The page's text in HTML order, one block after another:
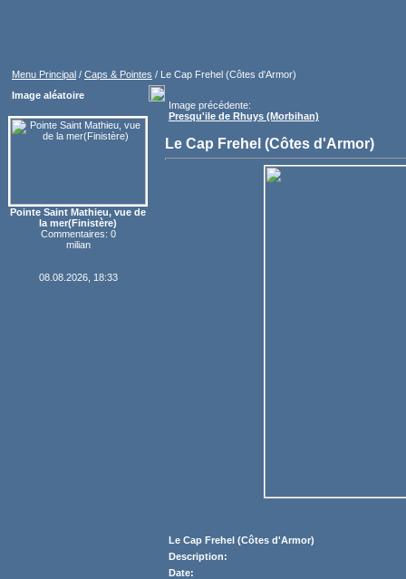
Menu Principal / Caps & Pointes / Le Cap Frehel (Côtes d'Armor)
Image aléatoire
Pointe Saint Mathieu, vue de
la mer(Finistère)
Commentaires: 0
milian
08.08.2026, 18:33
Image précédente:
Presqu'ile de Rhuys (Morbihan)
Le Cap Frehel (Côtes d'Armor)
Le Cap Frehel (Côtes d'Armor)
Description:
Date: